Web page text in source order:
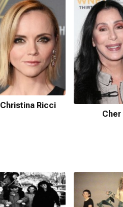
Christina Ricci
Cher